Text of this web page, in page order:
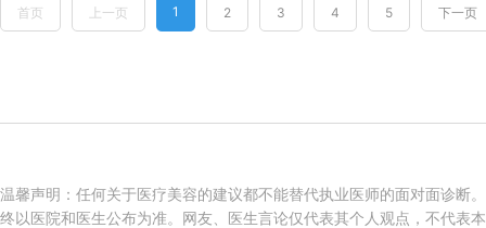
首页 上一页 1 2 3 4 5 下一页
温馨声明：任何关于医疗美容的建议都不能替代执业医师的面对面诊断
终以医院和医生公布为准。网友、医生言论仅代表其个人观点，不代表